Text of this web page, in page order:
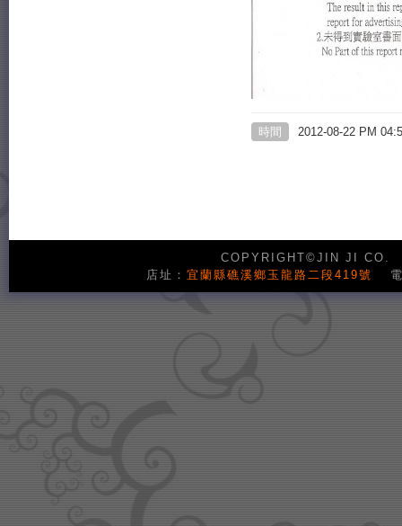
時間 2012-08-22 PM
COPYRIGHT©JIN JI CO.
店址： 宜蘭縣礁溪鄉玉龍路二段419號